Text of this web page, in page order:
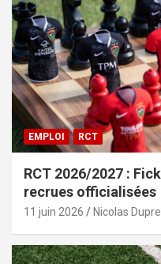
EMPLOI RCT
RCT 2026/2027 :
recrues officialisées
11 juin 2026 Nicolas Dupre